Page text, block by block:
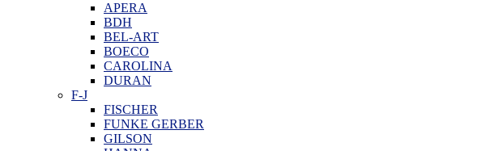
APERA
BDH
BEL-ART
BOECO
CAROLINA
DURAN
F-J
FISCHER
FUNKE GERBER
GILSON